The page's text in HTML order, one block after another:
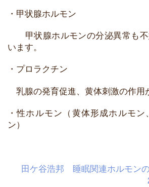
・甲状腺ホルモン
甲状腺ホルモンの分泌異常も不
います。
・プロラクチン
乳腺の発育促進、黄体刺激の作用
・性ホルモン（黄体形成ホルモ
ン）
田ケ谷浩邦 睡眠関連ホルモン